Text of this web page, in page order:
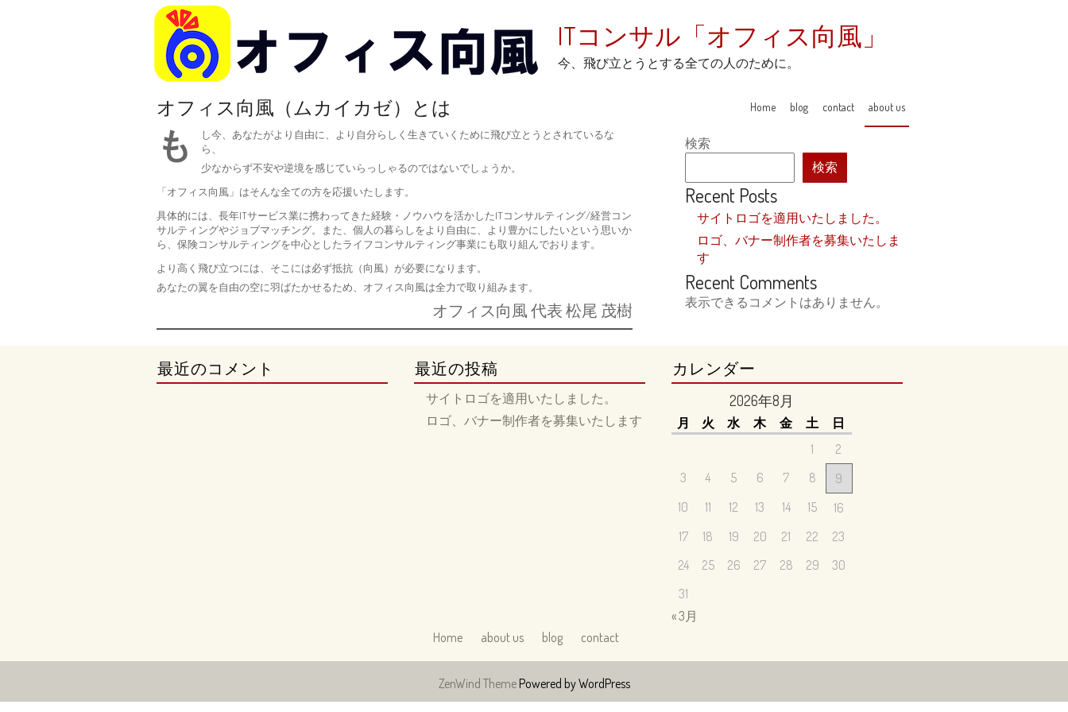
ITコンサル「オフィス向風」
今、飛び立とうとする全ての人のために。
Home blog contact about us
オフィス向風（ムカイカゼ）とは
も
し今、あなたがより自由に、より自分らしく生きていくために飛び立とうとされているな
ら、
少なからず不安や逆境を感じていらっしゃるのではないでしょうか。
「オフィス向風」はそんな全ての方を応援いたします。
具体的には、長年ITサービス業に携わってきた経験・ノウハウを活かしたITコンサルティング/経営コン
サルティングやジョブマッチング。また、個人の暮らしをより自由に、より豊かにしたいという思いか
ら、保険コンサルティングを中心としたライフコンサルティング事業にも取り組んでおります。
より高く飛び立つには、そこには必ず抵抗（向風）が必要になります。
あなたの翼を自由の空に羽ばたかせるため、オフィス向風は全力で取り組みます。
オフィス向風 代表 松尾 茂樹
検索
検索
Recent Posts
サイトロゴを適用いたしました。
ロゴ、バナー制作者を募集いたしま
す
Recent Comments
表示できるコメントはありません。
最近のコメント 最近の投稿
サイトロゴを適用いたしました。
ロゴ、バナー制作者を募集いたします
カレンダー
2026年8月
月 火 水 木 金 土
日
1
2
3
4 5 6 7 8
9
10
11 12 13 14 15
16
17
18 19 20 21 22
23
24
25 26 27 28 29
30
31
« 3月
Home
about us blog contact
ZenWind Theme Powered by WordPress